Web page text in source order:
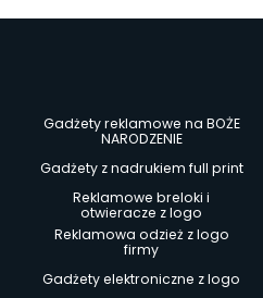
Gadżety reklamowe na BOŻE
NARODZENIE
Gadżety z nadrukiem full print
Reklamowe breloki i
otwieracze z logo
Reklamowa odzież z logo
firmy
Gadżety elektroniczne z logo